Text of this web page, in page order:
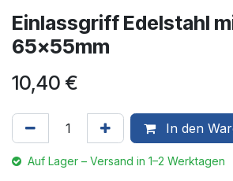
Einlassgriff Edelstahl
65x55mm
10,40 €
In den
Auf Lager – Versand in 1–2 Werktagen